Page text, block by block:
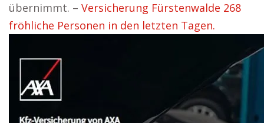
übernimmt. – Versicherung Fürstenwalde 268
fröhliche Personen in den letzten Tagen.